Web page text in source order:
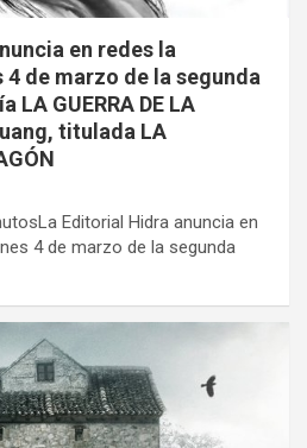
en redes la
de marzo de la segunda
GUERRA DE LA
titulada LA
Editorial Hidra anuncia en
4 de marzo de la segunda